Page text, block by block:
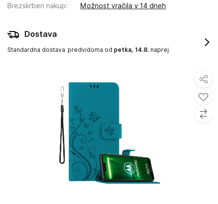
Brezskrben nakup: Možnost vračila v 14 dneh
Dostava
Standardna dostava predvidoma od petka, 14.8. naprej